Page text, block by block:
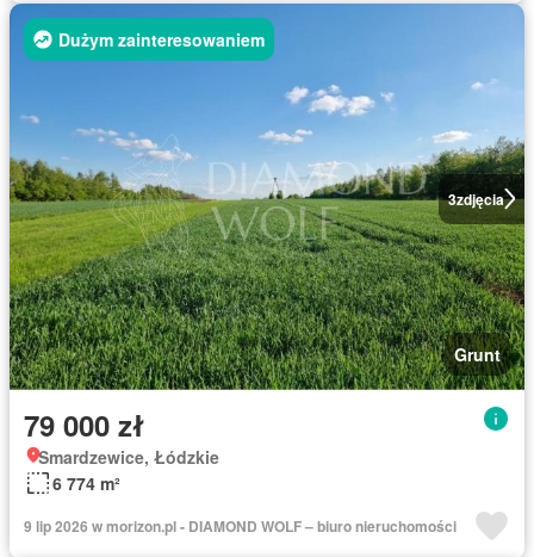
3zdjęcia
Dużym zainteresowaniem
Grunt
79 000 zł
Smardzewice, Łódzkie
6 774 m²
9 lip 2026 w morizon.pl - DIAMOND WOLF – biuro nieruchomości